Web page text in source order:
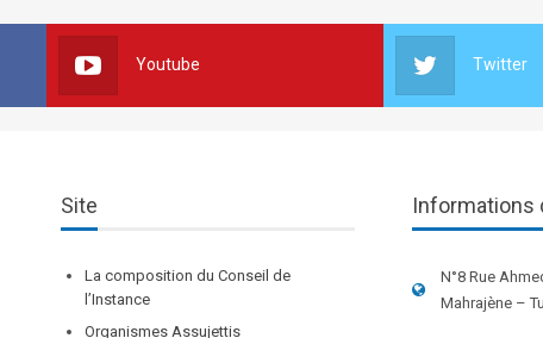
Youtube Twitter
Site
La composition du Conseil de
l’Instance
Organismes Assujettis
Informations
N°8 Rue
Mahrajène –